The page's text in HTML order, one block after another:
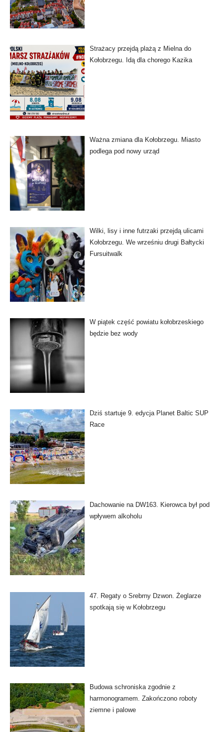
Strażacy przejdą plażą z Mielna do
Kołobrzegu. Idą dla chorego Kazika
Ważna zmiana dla Kołobrzegu. Miasto
podlega pod nowy urząd
Wilki, lisy i inne futrzaki przejdą ulicami
Kołobrzegu. We wrześniu drugi Bałtycki
Fursuitwalk
W piątek część powiatu kołobrzeskiego
będzie bez wody
Dziś startuje 9. edycja Planet Baltic SUP
Race
Dachowanie na DW163. Kierowca był pod
wpływem alkoholu
47. Regaty o Srebrny Dzwon. Żeglarze
spotkają się w Kołobrzegu
Budowa schroniska zgodnie z
harmonogramem. Zakończono roboty
ziemne i palowe